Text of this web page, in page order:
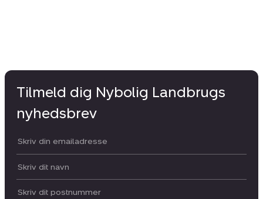
Tilmeld dig Nybolig Landbrugs
nyhedsbrev
Din email:
Dit navn:
Postnummer